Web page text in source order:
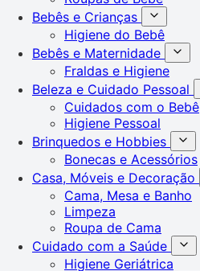
Bebês e Crianças
Higiene do Bebê
Bebês e Maternidade
Fraldas e Higiene
Beleza e Cuidado Pessoal
Cuidados com o Bebê
Higiene Pessoal
Brinquedos e Hobbies
Bonecas e Acessórios
Casa, Móveis e Decoração
Cama, Mesa e Banho
Limpeza
Roupa de Cama
Cuidado com a Saúde
Higiene Geriátrica